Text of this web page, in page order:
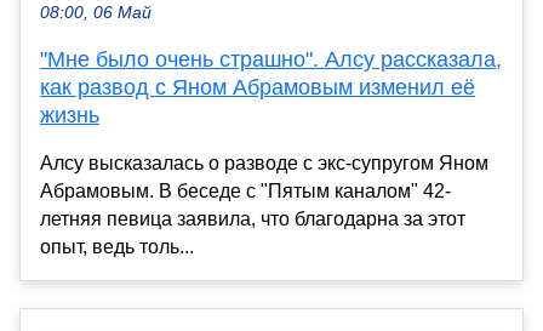
08:00, 06 Май
"Мне было очень страшно". Алсу рассказала,
как развод с Яном Абрамовым изменил её
жизнь
Алсу высказалась о разводе с экс-супругом Яном
Абрамовым. В беседе с "Пятым каналом" 42-
летняя певица заявила, что благодарна за этот
опыт, ведь толь...